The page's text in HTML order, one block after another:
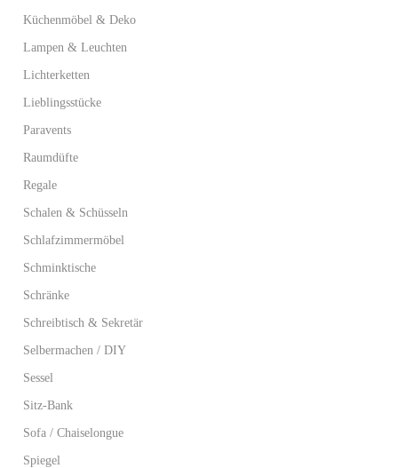
Küchenmöbel & Deko
Lampen & Leuchten
Lichterketten
Lieblingsstücke
Paravents
Raumdüfte
Regale
Schalen & Schüsseln
Schlafzimmermöbel
Schminktische
Schränke
Schreibtisch & Sekretär
Selbermachen / DIY
Sessel
Sitz-Bank
Sofa / Chaiselongue
Spiegel